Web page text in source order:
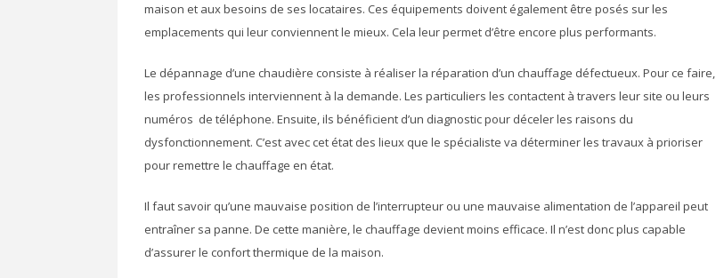
maison et aux besoins de ses locataires. Ces équipements doivent également être posés sur les
emplacements qui leur conviennent le mieux. Cela leur permet d’être encore plus performants.
Le dépannage d’une chaudière consiste à réaliser la réparation d’un chauffage défectueux. Pour ce faire,
les professionnels interviennent à la demande. Les particuliers les contactent à travers leur site ou leurs
numéros de téléphone. Ensuite, ils bénéficient d’un diagnostic pour déceler les raisons du
dysfonctionnement. C’est avec cet état des lieux que le spécialiste va déterminer les travaux à prioriser
pour remettre le chauffage en état.
Il faut savoir qu’une mauvaise position de l’interrupteur ou une mauvaise alimentation de l’appareil peut
entraîner sa panne. De cette manière, le chauffage devient moins efficace. Il n’est donc plus capable
d’assurer le confort thermique de la maison.